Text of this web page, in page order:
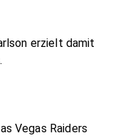
erzielt damit
Vegas Raiders